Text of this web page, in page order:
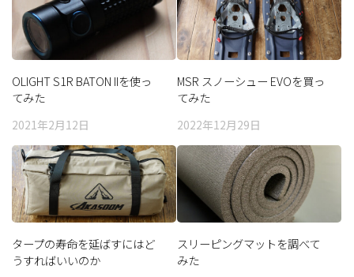
OLIGHT S1R BATON IIを使っ
てみた
2021年2月12日
MSR スノーシュー EVOを買っ
てみた
2022年12月29日
タープの寿命を延ばすにはど
うすればいいのか
スリーピングマットを調べて
みた